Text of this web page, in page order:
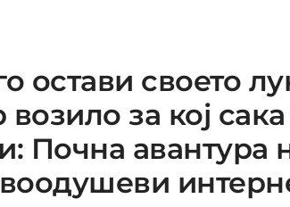
остави своето
за кој
Почна авантура